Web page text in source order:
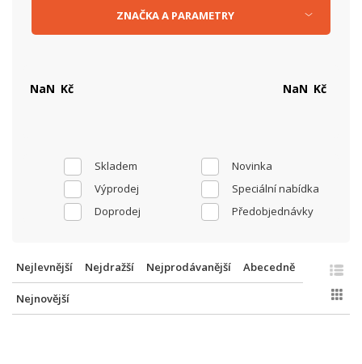
Skladem
Novinka
Výprodej
Speciální nabídka
Doprodej
Předobjednávky
Kč Kč
ZNAČKAA PARAMETRY
Nejlevnější Nejdražší Nejprodávanější Abecedně
Nejnovější